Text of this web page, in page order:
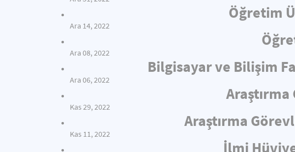
Öğretim
Ara 14, 2022
Ara 08, 2022
Bilgisayar ve Bilişim
Ara 06, 2022
Kas 29, 2022
Araştırma
Kas 11, 2022
İlmi